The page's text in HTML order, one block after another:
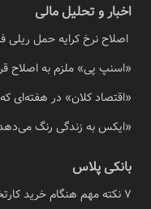
اخبار و تحلیل مالی
اصلاح نرخ کرایه حمل ریلی
«اسنپ پی» ملزم به اصلاح
«اقتصاد کلان» در هفته‌ای
«ایکس به زندگی رنگ
بانکی پلاس
7 نکته مهم هنگام خرید کارتخوان